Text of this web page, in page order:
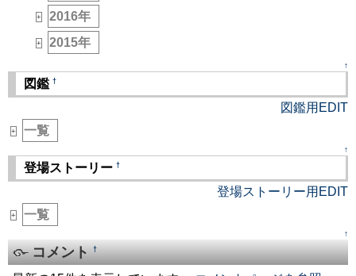
+ 2016年
+ 2015年
↑
図鑑 †
図鑑用EDIT
+ 一覧
↑
登場ストーリー †
登場ストーリー用EDIT
+ 一覧
↑
コメント†